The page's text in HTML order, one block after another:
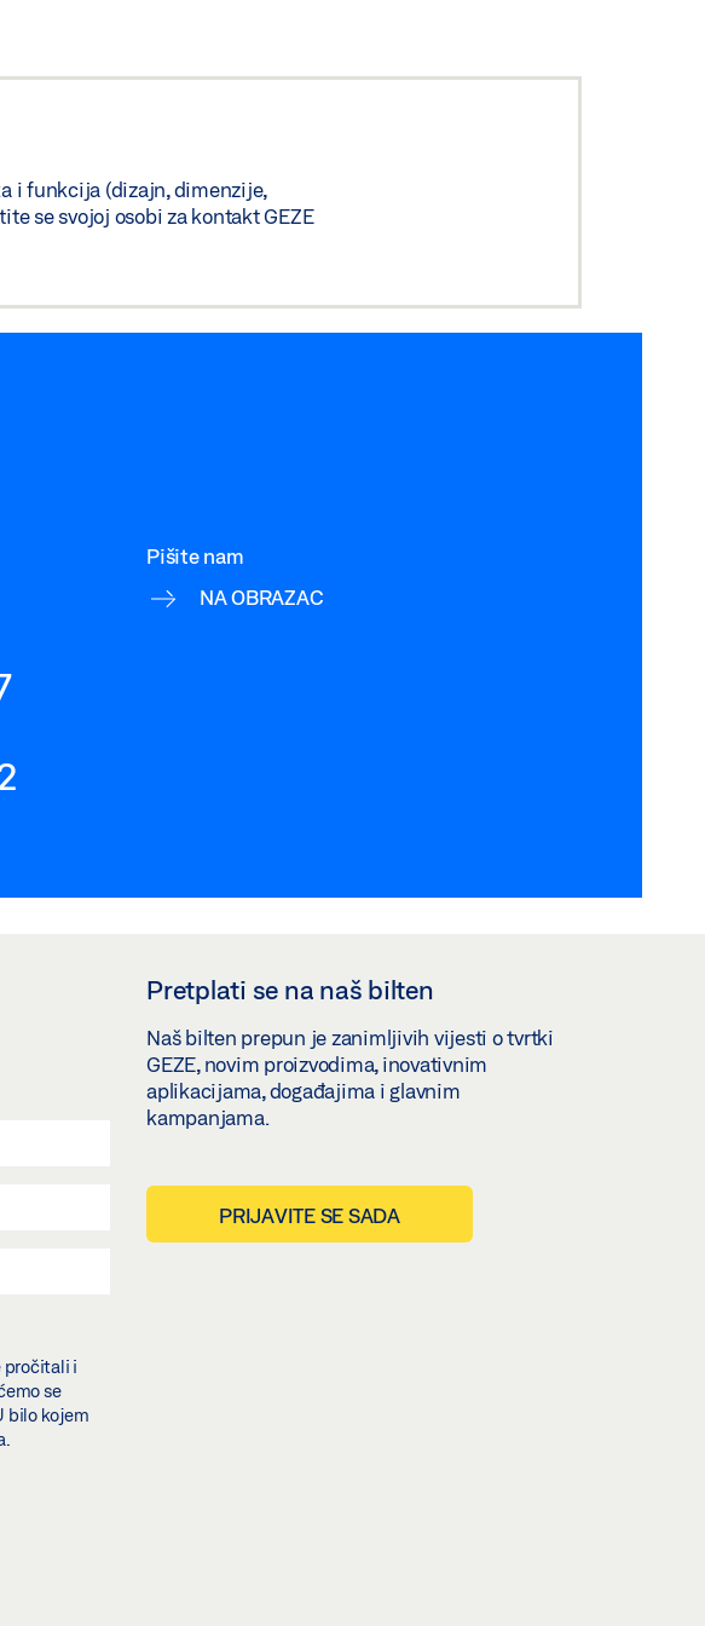
i funkcija (dizajn, dimenzije,
se svojoj osobi za kontakt GEZE
Pišite nam
NA OBRAZAC
pročitali i
se
bilo kojem
Pretplati se na naš bilten
Naš bilten prepun je zanimljivih vijesti o tvrtki
GEZE, novim proizvodima, inovativnim
aplikacijama, događajima i glavnim
kampanjama.
PRIJAVITE SE SADA